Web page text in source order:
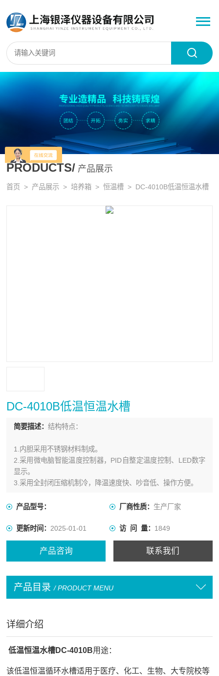
PRODUCTS/ 产品展示
首页 > 产品展示 >培养箱 >恒温槽 > DC-4010B低温恒温水槽
DC-4010B低温恒温水槽
简要描述： 结构特点：
1.内胆采用不锈钢材料制成。
2.采用微电脑智能温度控制器，PID自整定温度控制、LED数字
显示。
3.采用全封闭压缩机制冷，降温速度快、吵音低、操作方便。
产品型号： 厂商性质： 生产厂家
更新时间：2025-01-01 访 问 量： 1849
产品咨询 联系我们
产品目录 / PRODUCT MENU
详细介绍
低温恒温水槽DC-4010B用途：
该低温恒温循环水槽适用于医疗、化工、生物、大专院校等